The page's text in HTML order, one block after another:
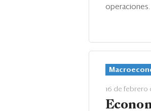
operaciones.
16 de febrero